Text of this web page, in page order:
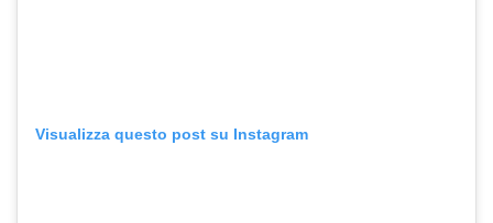
Visualizza questo post su Instagram